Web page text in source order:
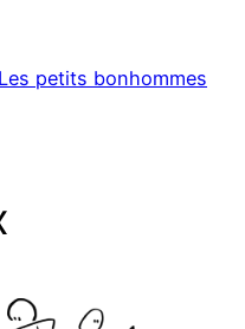
Les petits bonhommes